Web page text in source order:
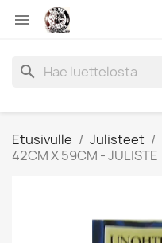

search
Etusivulle Julisteet
42CM X 59CM - JULISTE